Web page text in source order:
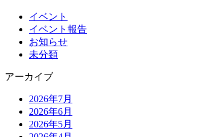
イベント
イベント報告
お知らせ
未分類
アーカイブ
2026年7月
2026年6月
2026年5月